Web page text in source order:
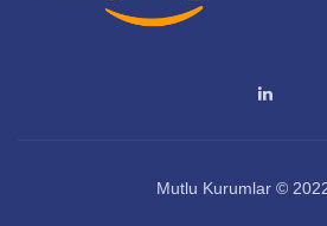
Mutlu Kurumlar ©